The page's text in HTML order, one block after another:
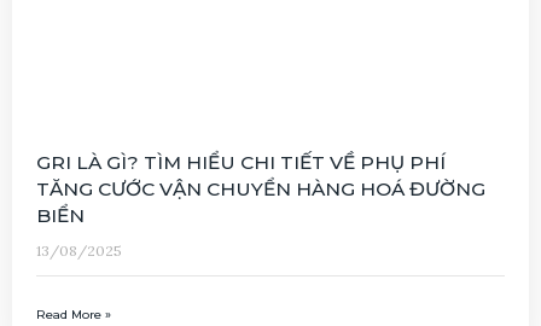
GRI LÀ GÌ? TÌM HIỂU CHI TIẾT VỀ PHỤ PHÍ
TĂNG CƯỚC VẬN CHUYỂN HÀNG HOÁ ĐƯỜNG
BIỂN
13/08/2025
Read More »